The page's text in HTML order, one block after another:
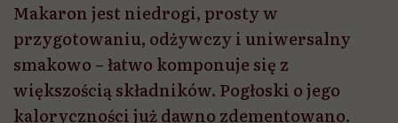
Makaron jest niedrogi, prosty w
przygotowaniu, odżywczy i uniwersalny
smakowo – łatwo komponuje się z
większością składników. Pogłoski o jego
kaloryczności już dawno zdementowano.